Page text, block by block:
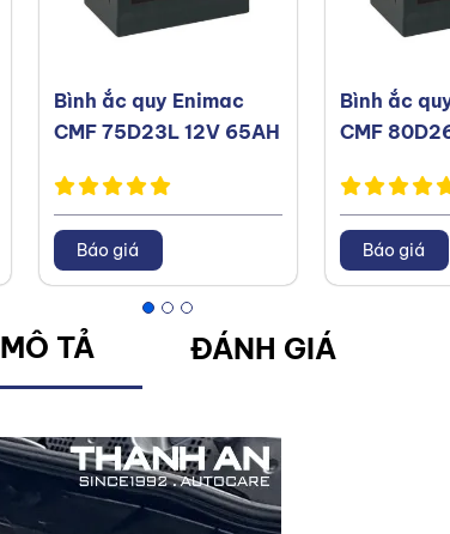
Bình ắc quy Enimac
CMF 75D23L 12V 65AH
Báo giá
Bình ắc
CMF
Báo giá
MÔ TẢ ĐÁNH GIÁ